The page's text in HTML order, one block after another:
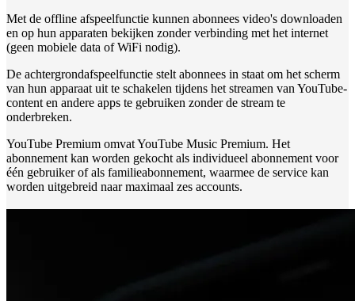
Met de offline afspeelfunctie kunnen abonnees video's downloaden
en op hun apparaten bekijken zonder verbinding met het internet
(geen mobiele data of WiFi nodig).
De achtergrondafspeelfunctie stelt abonnees in staat om het scherm
van hun apparaat uit te schakelen tijdens het streamen van YouTube-
content en andere apps te gebruiken zonder de stream te
onderbreken.
YouTube Premium omvat YouTube Music Premium. Het
abonnement kan worden gekocht als individueel abonnement voor
één gebruiker of als familieabonnement, waarmee de service kan
worden uitgebreid naar maximaal zes accounts.